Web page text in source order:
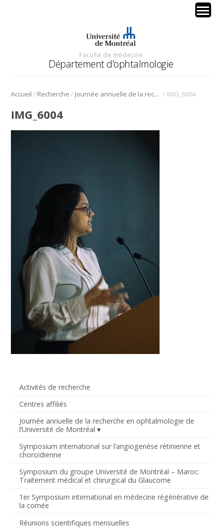
Faculté de médecine
Département d'ophtalmologie
Accueil / Recherche / Journée annuelle de la recherche en ophtalmologie de l’Université de Montréal / IMG_6004
Activités de recherche
Centres affiliés
Journée annuelle de la recherche en ophtalmologie de
l’Université de Montréal
Symposium international sur l’angiogenèse rétinienne et
choroïdienne
Symposium du groupe Université de Montréal – Maroc:
Traitement médical et chirurgical du Glaucome
1er Symposium international en médecine régénérative de
la cornée
Réunions scientifiques mensuelles
IMG_6004